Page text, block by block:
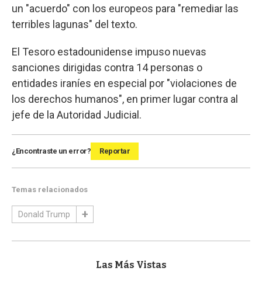
un "acuerdo" con los europeos para "remediar las
terribles lagunas" del texto.
El Tesoro estadounidense impuso nuevas
sanciones dirigidas contra 14 personas o
entidades iraníes en especial por "violaciones de
los derechos humanos", en primer lugar contra al
jefe de la Autoridad Judicial.
¿Encontraste un error? Reportar
Temas relacionados
Donald Trump
Las Más Vistas